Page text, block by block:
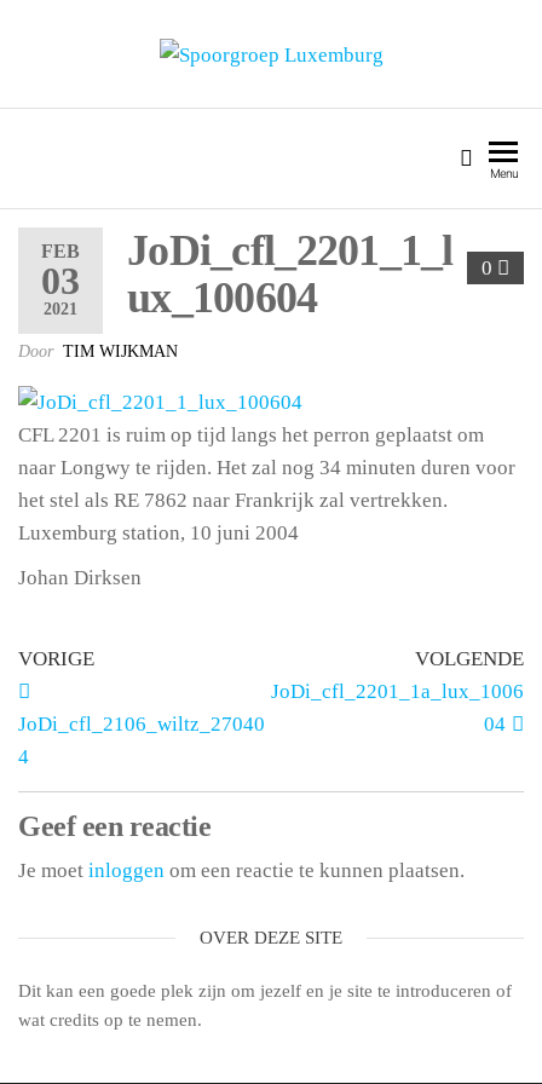
Menu
FEB
03
2021
0
JoDi_cfl_2201_1_l
ux_100604
Door TIM WIJKMAN
CFL 2201 is ruim op tijd langs het perron geplaatst om
naar Longwy te rijden. Het zal nog 34 minuten duren voor
het stel als RE 7862 naar Frankrijk zal vertrekken.
Luxemburg station, 10 juni 2004
Johan Dirksen
VORIGE
JoDi_cfl_2106_wiltz_27040
4
VOLGENDE
JoDi_cfl_2201_1a_lux_1006
04
Geef een reactie
Je moet inloggen om een reactie te kunnen plaatsen.
OVER DEZE SITE
Dit kan een goede plek zijn om jezelf en je site te introduceren of
wat credits op te nemen.